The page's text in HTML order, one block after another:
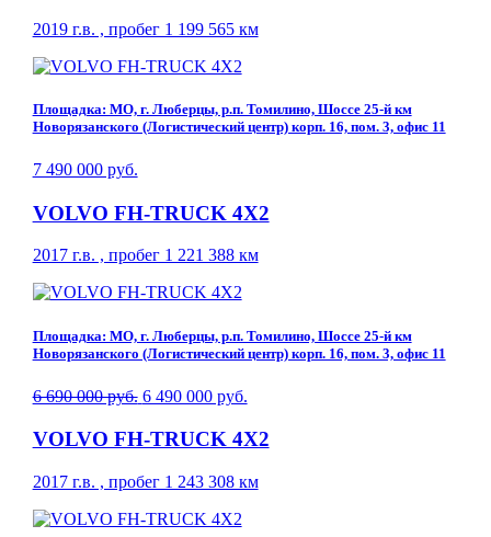
2019 г.в. , пробег 1 199 565 км
Площадка: МО, г. Люберцы, р.п. Томилино, Шоссе 25-й км
Новорязанского (Логистический центр) корп. 16, пом. 3, офис 11
7 490 000 руб.
VOLVO FH-TRUCK 4X2
2017 г.в. , пробег 1 221 388 км
Площадка: МО, г. Люберцы, р.п. Томилино, Шоссе 25-й км
Новорязанского (Логистический центр) корп. 16, пом. 3, офис 11
6 690 000 руб. 6 490 000 руб.
VOLVO FH-TRUCK 4X2
2017 г.в. , пробег 1 243 308 км